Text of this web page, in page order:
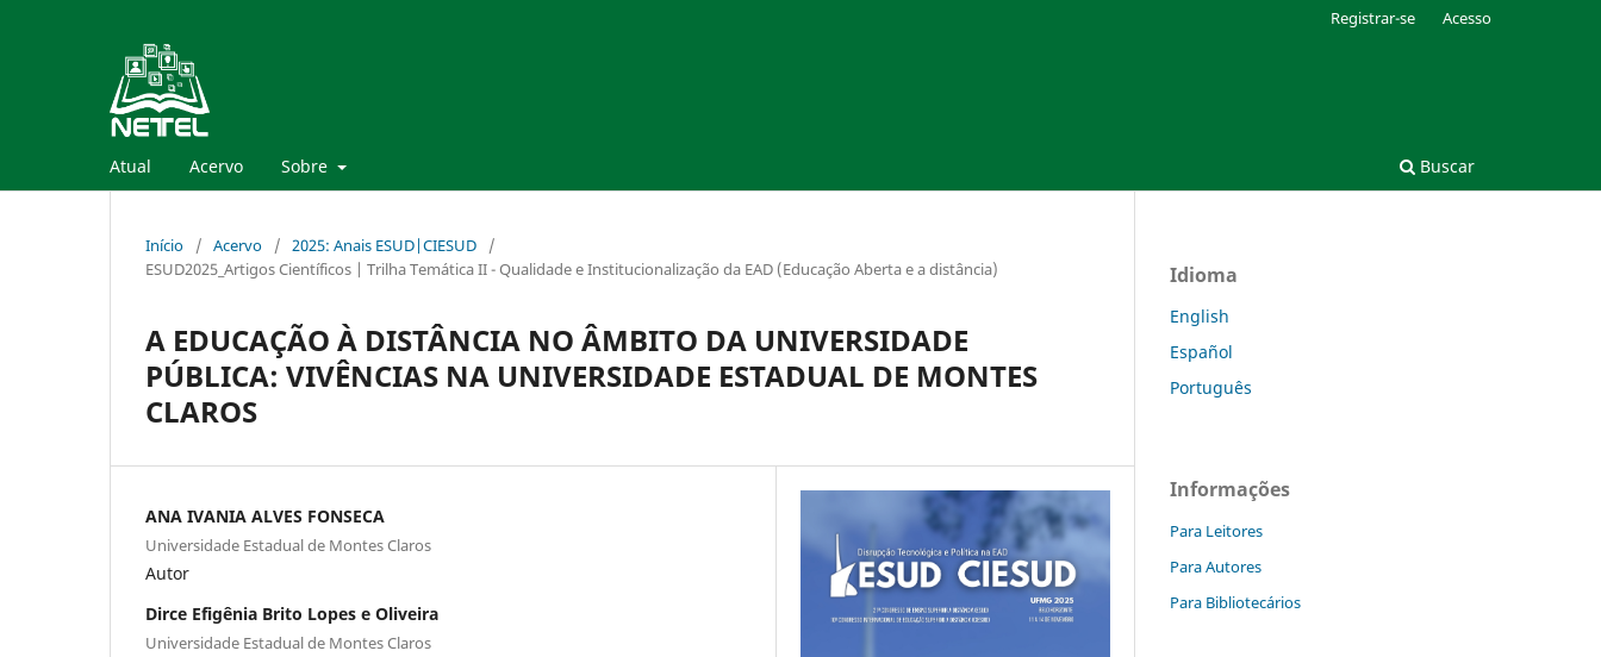
Atual Acervo Sobre Buscar
Registrar-se Acesso
Início / Acervo / 2025: Anais ESUD|CIESUD
/
ESUD2025_Artigos Científicos | Trilha Temática II - Qualidade e Institucionalização da EAD (Educação Aberta e a distância)
A EDUCAÇÃO À DISTÂNCIA NO ÂMBITO DA UNIVERSIDADE
PÚBLICA: VIVÊNCIAS NA UNIVERSIDADE ESTADUAL DE MONTES
CLAROS
ANA IVANIA ALVES FONSECA
Universidade Estadual de Montes Claros
Autor
Dirce Efigênia Brito Lopes e Oliveira
Universidade Estadual de Montes Claros
Idioma
English
Español
Português
Informações
Para Leitores
Para Autores
Para Bibliotecários